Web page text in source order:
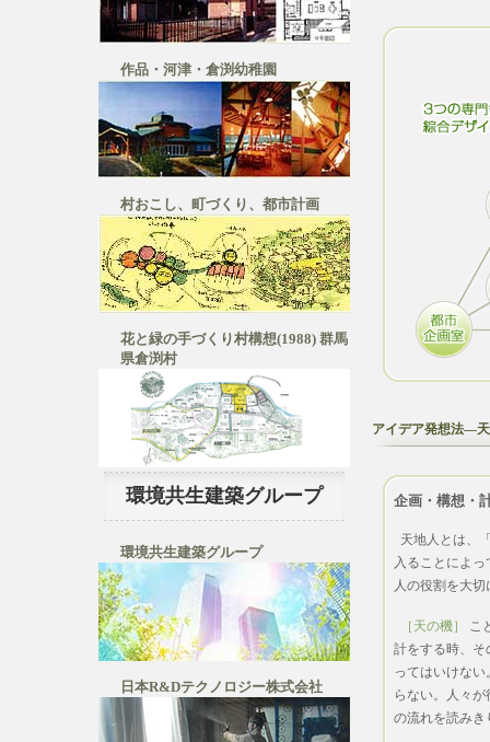
作品・河津・倉渕幼稚園
村おこし、町づくり、都市計画
花と緑の手づくり村構想(1988) 群馬
県倉渕村
環境共生建築グループ
環境共生建築グループ
日本R&Dテクノロジー株式会社
アイデア発想法―
企画・構想・
天地人とは、
入ることによ
人の役割を大
［天の機］ こ
計をする時、そ
ってはいけな
らない。人々
の流れを読みき